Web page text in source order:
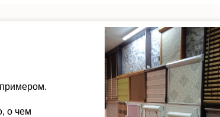
о чем